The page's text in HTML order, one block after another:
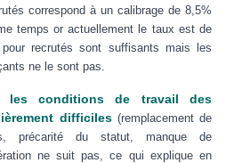
correspond à un calibrage de 8,5%
temps or actuellement le taux est de
recrutés sont suffisants mais les
ne le sont pas.
lesconditions de travail des
difficiles(remplacement de
précarité du statut, manque de
ne suit pas, ce qui explique en